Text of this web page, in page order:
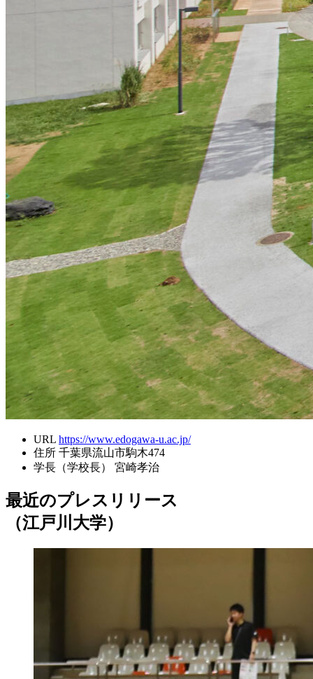
URL https://www.edogawa-u.ac.jp/
住所 千葉県流山市駒木474
学長（学校長）
宮崎孝治
最近のプレスリリース
（江戸川大学）